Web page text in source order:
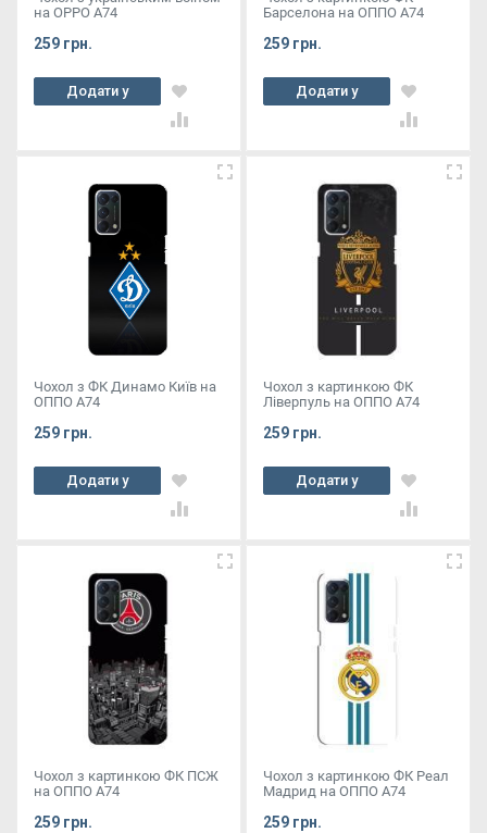
на OPPO A74
259 грн.
Додати у
кошик
Барселона на ОППО А74
259 грн.
Додати у
кошик
Чохол з ФК Динамо Київ на
ОППО А74
259 грн.
Додати у
кошик
Чохол з картинкою ФК
Ліверпуль на ОППО А74
259 грн.
Додати у
кошик
Чохол з картинкою ФК ПСЖ
на ОППО А74
259 грн.
Чохол з картинкою ФК Реал
Мадрид на ОППО А74
259 грн.